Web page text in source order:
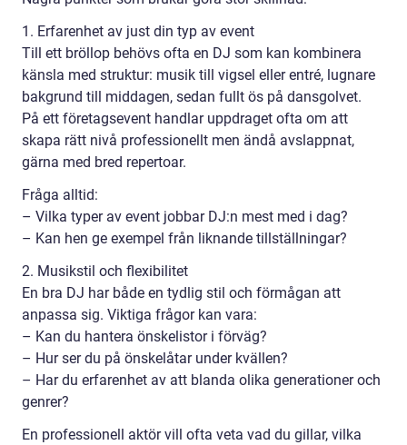
1. Erfarenhet av just din typ av event
Till ett bröllop behövs ofta en DJ som kan kombinera
känsla med struktur: musik till vigsel eller entré, lugnare
bakgrund till middagen, sedan fullt ös på dansgolvet.
På ett företagsevent handlar uppdraget ofta om att
skapa rätt nivå professionellt men ändå avslappnat,
gärna med bred repertoar.
Fråga alltid:
– Vilka typer av event jobbar DJ:n mest med i dag?
– Kan hen ge exempel från liknande tillställningar?
2. Musikstil och flexibilitet
En bra DJ har både en tydlig stil och förmågan att
anpassa sig. Viktiga frågor kan vara:
– Kan du hantera önskelistor i förväg?
– Hur ser du på önskelåtar under kvällen?
– Har du erfarenhet av att blanda olika generationer och
genrer?
En professionell aktör vill ofta veta vad du gillar, vilka